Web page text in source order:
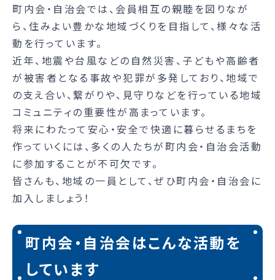
町内会・自治会では、会員相互の親睦を図りなが
ら、住みよい豊かな地域づくりを目指して、様々な活
動を行っています。
近年、地震や台風などの自然災害、子どもや高齢者
が被害者となる事故や犯罪が多発しており、地域で
の支え合い、繋がりや、見守りなどを行っている地域
コミュニティの重要性が高まっています。
将来にわたって安心・安全で快適に暮らせるまちを
作っていくには、多くの人たちが町内会・自治会活動
に参加することが不可欠です。
皆さんも、地域の一員として、ぜひ町内会・自治会に
加入しましょう！
町内会・自治会はこんな活動を
しています